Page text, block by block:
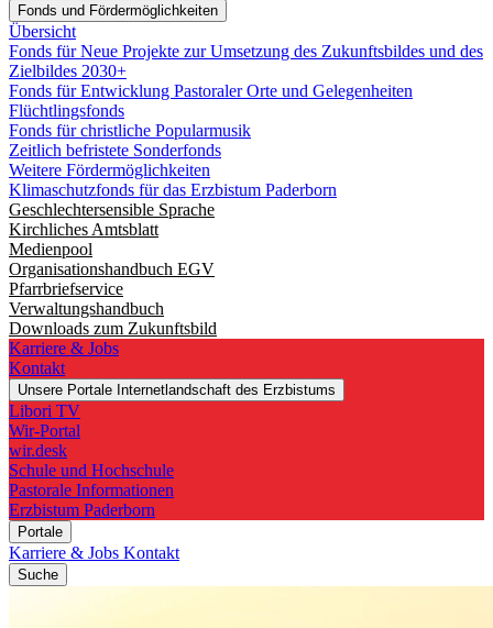
Fonds und Fördermöglichkeiten
Übersicht
Fonds für Neue Projekte zur Umsetzung des Zukunftsbildes und des
Zielbildes 2030+
Fonds für Entwicklung Pastoraler Orte und Gelegenheiten
Flüchtlingsfonds
Fonds für christliche Popularmusik
Zeitlich befristete Sonderfonds
Weitere Fördermöglichkeiten
Klimaschutzfonds für das Erzbistum Paderborn
Geschlechtersensible Sprache
Kirchliches Amtsblatt
Medienpool
Organisationshandbuch EGV
Pfarrbriefservice
Verwaltungshandbuch
Downloads zum Zukunftsbild
Karriere & Jobs
Kontakt
Unsere Portale Internetlandschaft des Erzbistums
Libori TV
Wir-Portal
wir.desk
Schule und Hochschule
Pastorale Informationen
Erzbistum Paderborn
Portale
Karriere & Jobs Kontakt
Suche